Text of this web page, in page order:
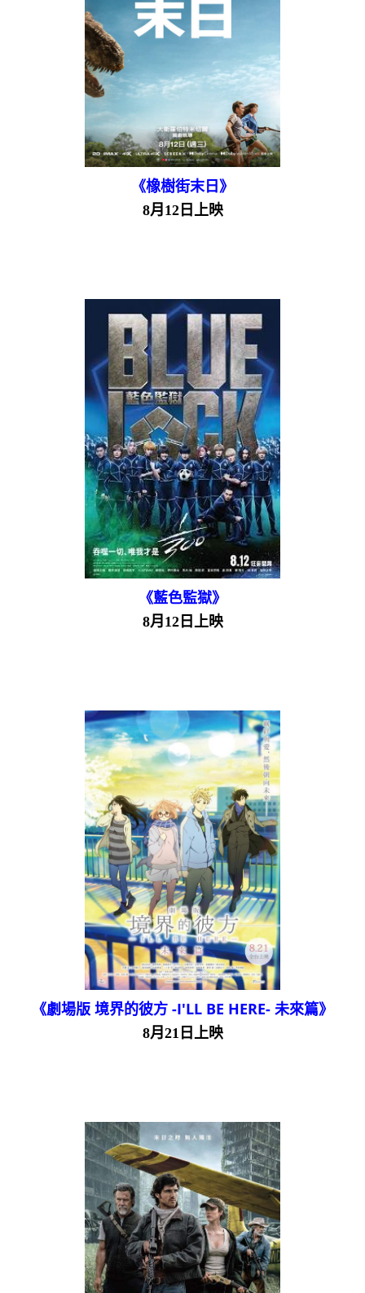
《橡樹街末日》
8月12日上映
《藍色監獄》
8月12日上映
《劇場版 境界的彼方 -I'LL BE HERE- 未來篇》
8月21日上映